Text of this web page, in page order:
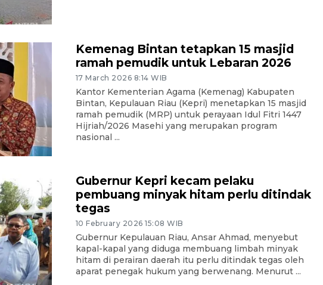
Kemenag Bintan tetapkan 15 masjid
ramah pemudik untuk Lebaran 2026
17 March 2026 8:14 WIB
Kantor Kementerian Agama (Kemenag) Kabupaten
Bintan, Kepulauan Riau (Kepri) menetapkan 15 masjid
ramah pemudik (MRP) untuk perayaan Idul Fitri 1447
Hijriah/2026 Masehi yang merupakan program
nasional ...
Gubernur Kepri kecam pelaku
pembuang minyak hitam perlu ditindak
tegas
10 February 2026 15:08 WIB
Gubernur Kepulauan Riau, Ansar Ahmad, menyebut
kapal-kapal yang diduga membuang limbah minyak
hitam di perairan daerah itu perlu ditindak tegas oleh
aparat penegak hukum yang berwenang. Menurut ...